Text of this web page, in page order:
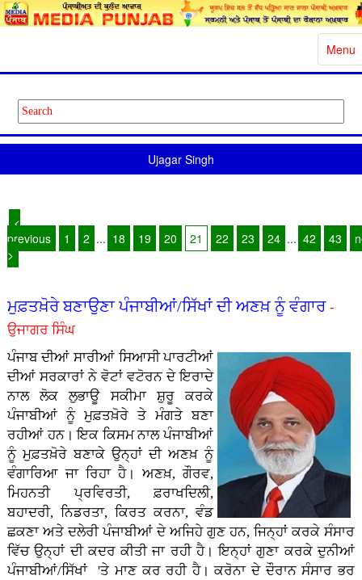
Toggle
Menu
Ujagar Singh
<
previous
1 2 ... 18 19 20 21 22 23 24 ... 42 43
>
ਮੁਫ਼ਤਖ਼ੋਰੇ ਬਣਾਉਣਾ ਪੰਜਾਬੀਆਂ/ਸਿੱਖਾਂ ਦੀ ਅਣਖ਼ ਨੂੰ ਵੰਗਾਰ -
ਉਜਾਗਰ ਸਿੰਘ
ਪੰਜਾਬ ਦੀਆਂ ਸਾਰੀਆਂ ਸਿਆਸੀ ਪਾਰਟੀਆਂ
ਦੀਆਂ ਸਰਕਾਰਾਂ ਨੇ ਵੋਟਾਂ ਵਟੋਰਨ ਦੇ ਇਰਾਦੇ
ਨਾਲ ਲੋਕ ਲੁਭਾਊ ਸਕੀਮਾ ਸ਼ੁਰੂ ਕਰਕੇ
ਪੰਜਾਬੀਆਂ ਨੂੰ ਮੁਫ਼ਤਖ਼ੋਰੇ ਤੇ ਮੰਗਤੇ ਬਣਾ
ਰਹੀਆਂ ਹਨ। ਇਕ ਕਿਸਮ ਨਾਲ ਪੰਜਾਬੀਆਂ
ਨੂੰ ਮੁਫ਼ਤਖ਼ੋਰੇ ਬਣਾਕੇ ਉਨ੍ਹਾਂ ਦੀ ਅਣਖ਼ ਨੂੰ
ਵੰਗਾਰਿਆ ਜਾ ਰਿਹਾ ਹੈ। ਅਣਖ਼, ਗੌਰਵ,
ਮਿਹਨਤੀ ਪ੍ਰਵਿਰਤੀ, ਫ਼ਰਾਖਦਿਲੀ,
ਬਹਾਦਰੀ, ਨਿਡਰਤਾ, ਕਿਰਤ ਕਰਨਾ, ਵੰਡ
ਛਕਣਾ ਅਤੇ ਦਲੇਰੀ ਪੰਜਾਬੀਆਂ ਦੇ ਅਜਿਹੇ ਗੁਣ ਹਨ, ਜਿਨ੍ਹਾਂ ਕਰਕੇ ਸੰਸਾਰ
ਵਿੱਚ ਉਨ੍ਹਾਂ ਦੀ ਕਦਰ ਕੀਤੀ ਜਾ ਰਹੀ ਹੈ। ਇਨ੍ਹਾਂ ਗੁਣਾ ਕਰਕੇ ਦੁਨੀਆਂ
ਪੰਜਾਬੀਆਂ/ਸਿੱਖਾਂ 'ਤੇ ਮਾਣ ਕਰ ਰਹੀ ਹੈ। ਕਰੋਨਾ ਦੇ ਦੌਰਾਨ ਸੰਸਾਰ ਭਰ